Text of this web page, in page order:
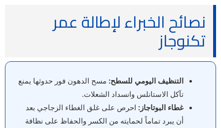
نصائح الخبراء لإطالة عمر
تكنوجاز
التنظيف اليومي للسطح: مسح الدهون فور حدوثها يمنع
تآكل الاستانلس وانسداد الشعلات.
غطاء البوتاجاز: احرص على غلق الغطاء الزجاجي بعد
أن يبرد تماماً لحمايته من الكسر والحفاظ على نظافة